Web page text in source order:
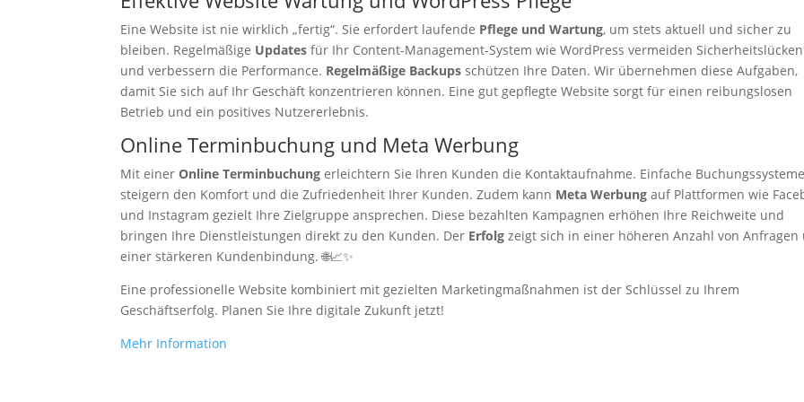
Eine Website ist nie wirklich „fertig“. Sie erfordert laufende Pflege und Wartung, um stets aktuell und sicher zu
bleiben. Regelmäßige Updates für Ihr Content-Management-System wie WordPress vermeiden Sicherheitslücken
und verbessern die Performance. Regelmäßige Backups schützen Ihre Daten. Wir übernehmen diese Aufgaben,
damit Sie sich auf Ihr Geschäft konzentrieren können. Eine gut gepflegte Website sorgt für einen reibungslosen
Betrieb und ein positives Nutzererlebnis.
Online Terminbuchung und Meta Werbung
Mit einerOnline Terminbuchung erleichtern Sie Ihren Kunden die Kontaktaufnahme. Einfache Buchungssysteme
steigern den Komfort und die Zufriedenheit Ihrer Kunden. Zudem kann Meta Werbung auf Plattformen wie
und Instagram gezielt Ihre Zielgruppe ansprechen. Diese bezahlten Kampagnen erhöhen Ihre Reichweite und
bringen Ihre Dienstleistungen direkt zu den Kunden. Der Erfolg zeigt sich in einer höheren Anzahl von Anfragen
einer stärkeren Kundenbindung. 🌐📈✨
Eine professionelle Website kombiniert mit gezielten Marketingmaßnahmen ist der Schlüssel zu Ihrem
Geschäftserfolg. Planen Sie Ihre digitale Zukunft jetzt!
Mehr Information